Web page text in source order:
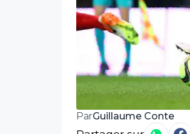
ParGuillaume Conte